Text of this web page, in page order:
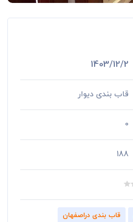
1403/12/2
قاب بندی دیوار
0
188
قاب بندی دراصفهان